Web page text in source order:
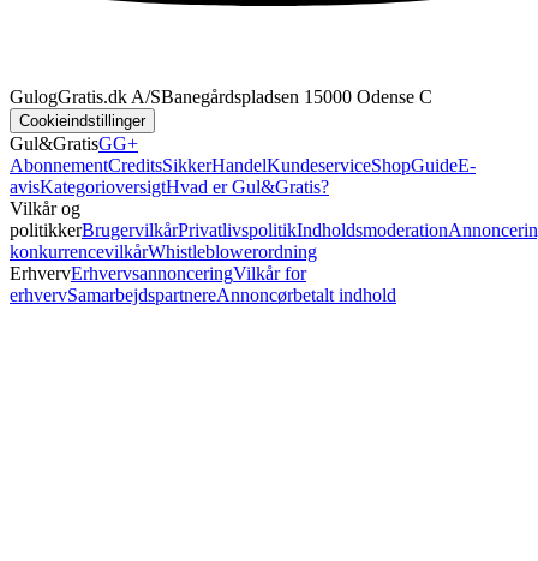
GulogGratis.dk A/SBanegårdspladsen 1 5000 Odense C
Cookieindstillinger
Gul&GratisGG+
AbonnementCreditsSikkerHandelKundeserviceShopGuideE-
avisKategorioversigtHvad er Gul&Gratis?
Vilkår og
politikkerBrugervilkårPrivatlivspolitikIndholdsmoderation
konkurrencevilkårWhistleblowerordning
ErhvervErhvervsannonceringVilkår for
erhvervSamarbejdspartnereAnnoncørbetalt indhold